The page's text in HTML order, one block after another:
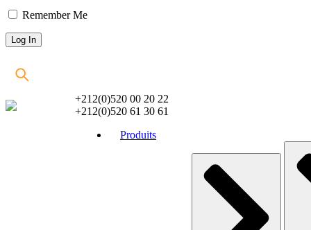
Remember Me
+212(0)520 00 20 22
+212(0)520 61 30 61
Produits